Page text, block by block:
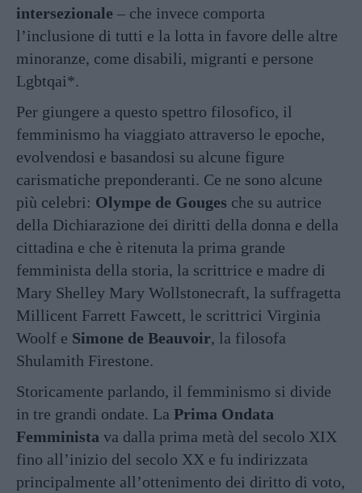
intersezionale – che invece comporta
l’inclusione di tutti e la lotta in favore delle altre
minoranze, come disabili, migranti e persone
Lgbtqai*.
Per giungere a questo spettro filosofico, il
femminismo ha viaggiato attraverso le epoche,
evolvendosi e basandosi su alcune figure
carismatiche preponderanti. Ce ne sono alcune
più celebri: Olympe de Gouges che su autrice
della Dichiarazione dei diritti della donna e della
cittadina e che è ritenuta la prima grande
femminista della storia, la scrittrice e madre di
Mary Shelley Mary Wollstonecraft, la suffragetta
Millicent Farrett Fawcett, le scrittrici Virginia
Woolf e Simone de Beauvoir, la filosofa
Shulamith Firestone.
Storicamente parlando, il femminismo si divide
in tre grandi ondate. La Prima Ondata
Femminista va dalla prima metà del secolo XIX
fino all’inizio del secolo XX e fu indirizzata
principalmente all’ottenimento dei diritto di voto,